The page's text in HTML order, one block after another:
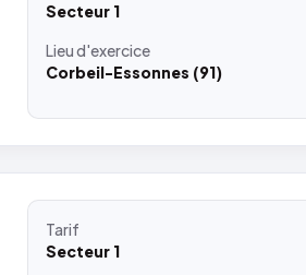
Secteur 1
Lieud'exercice
Corbeil-Essonnes (91)
Tarif
Secteur 1